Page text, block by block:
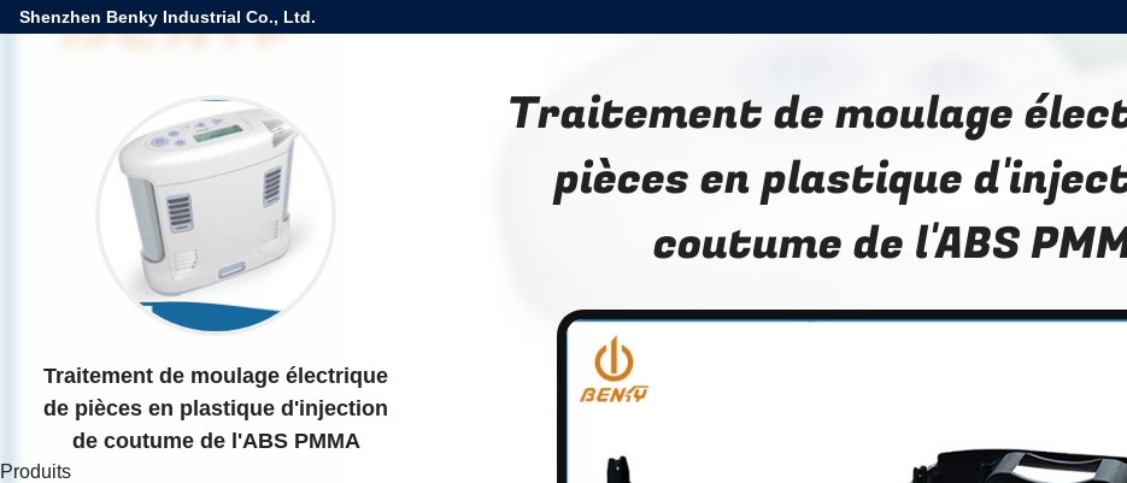
Shenzhen Benky Industrial Co., Ltd.
Traitement de moulage électrique
de pièces en plastique d'injection
de coutume de l'ABS PMMA
Produits
Traitement de moulage
pièces en plastique
coutume de l'ABS